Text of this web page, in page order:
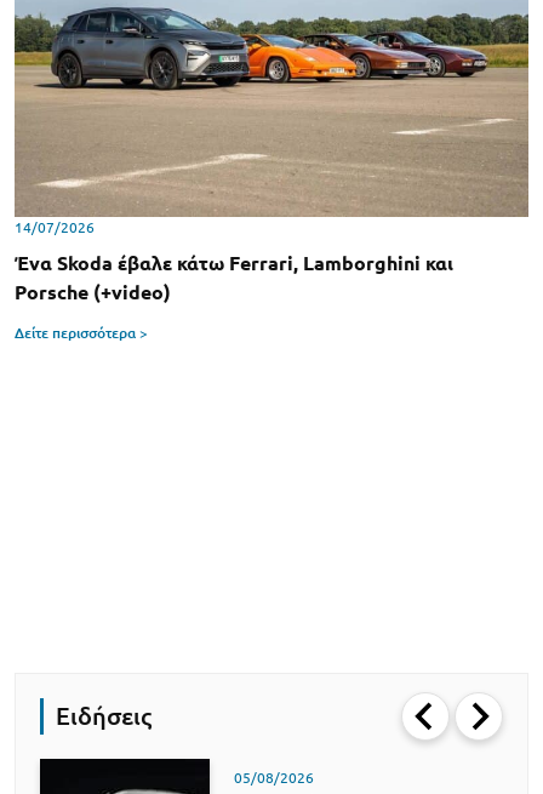
14/07/2026
Ένα Skoda έβαλε κάτω Ferrari, Lamborghini και
Porsche (+video)
Δείτε περισσότερα >
Ειδήσεις
05/08/2026